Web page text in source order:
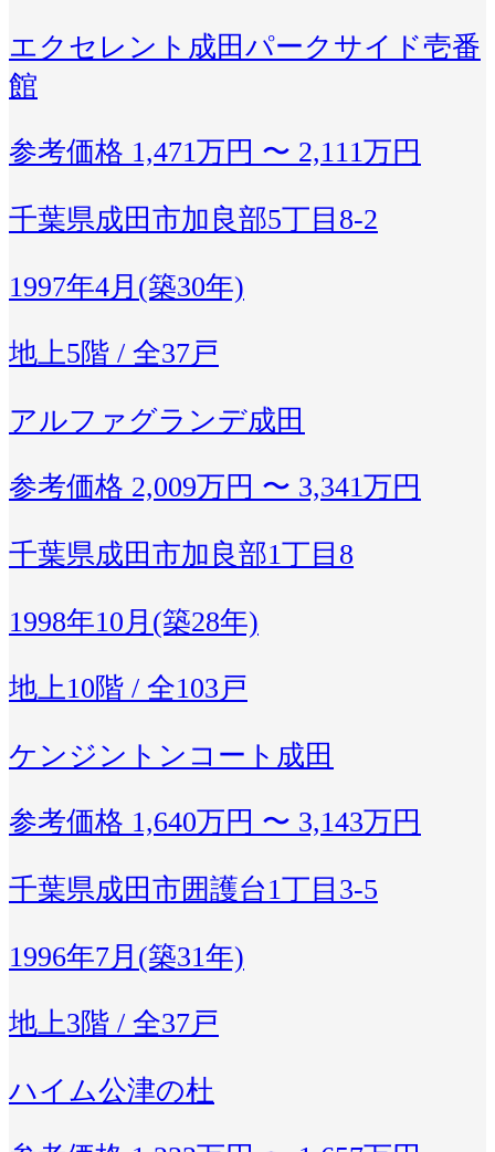
エクセレント成田パークサイド壱番
館
参考価格 1,471万円 〜 2,111万円
千葉県成田市加良部5丁目8-2
1997年4月(築30年)
地上5階 / 全37戸
アルファグランデ成田
参考価格 2,009万円 〜 3,341万円
千葉県成田市加良部1丁目8
1998年10月(築28年)
地上10階 / 全103戸
ケンジントンコート成田
参考価格 1,640万円 〜 3,143万円
千葉県成田市囲護台1丁目3-5
1996年7月(築31年)
地上3階 / 全37戸
ハイム公津の杜